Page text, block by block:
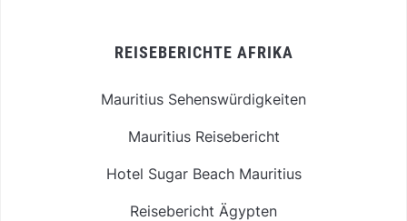
REISEBERICHTE AFRIKA
Mauritius Sehenswürdigkeiten
Mauritius Reisebericht
Hotel Sugar Beach Mauritius
Reisebericht Ägypten